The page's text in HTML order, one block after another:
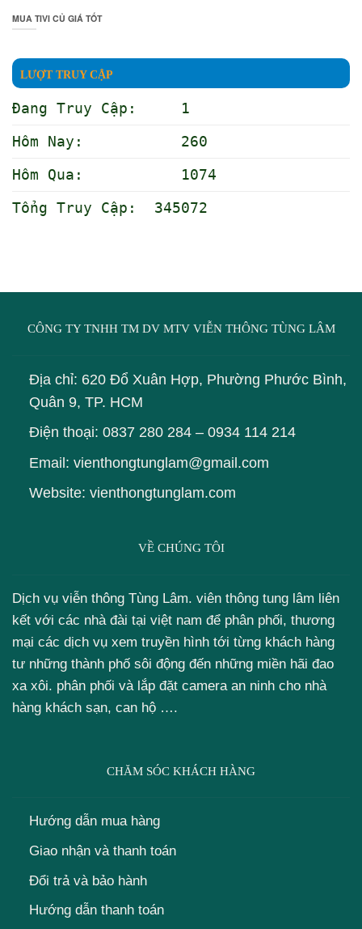
MUA TIVI CỦ GIÁ TỐT
LƯỢT TRUY CẬP
Đang Truy Cập: 1
Hôm Nay: 260
Hôm Qua: 1074
Tổng Truy Cập: 345072
CÔNG TY TNHH TM DV MTV VIỄN THÔNG TÙNG LÂM
Địa chỉ: 620 Đổ Xuân Hợp, Phường Phước Bình,
Quân 9, TP. HCM
Điện thoại: 0837 280 284– 0934 114 214
Email: vienthongtunglam@gmail.com
Website: vienthongtunglam.com
VỀ CHÚNG TÔI
Dịch vụ viễn thông Tùng Lâm. viên thông tung lâm liên
kết với các nhà đài tại việt nam để phân phối, thương
mại các dịch vụ xem truyền hình tới từng khách hàng
tư những thành phố sôi động đến những miền hãi đao
xa xôi. phân phối và lắp đặt camera an ninh cho nhà
hàng khách sạn, can hộ ….
CHĂM SÓC KHÁCH HÀNG
Hướng dẫn mua hàng
Giao nhận và thanh toán
Đổi trả và bảo hành
Hướng dẫn thanh toán